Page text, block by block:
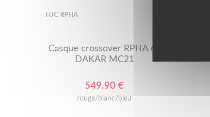
HJC RPHA
Casque crossover RPHA 60
DAKAR MC21
549.90 €
rouge/blanc/bleu